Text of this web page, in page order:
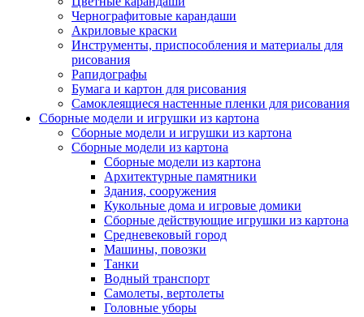
Чернографитовые карандаши
Акриловые краски
Инструменты, приспособления и материалы для
рисования
Рапидографы
Бумага и картон для рисования
Самоклеящиеся настенные пленки для рисования
Сборные модели и игрушки из картона
Сборные модели и игрушки из картона
Сборные модели из картона
Сборные модели из картона
Архитектурные памятники
Здания, сооружения
Кукольные дома и игровые домики
Сборные действующие игрушки из картона
Средневековый город
Машины, повозки
Танки
Водный транспорт
Самолеты, вертолеты
Головные уборы